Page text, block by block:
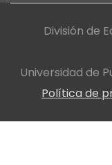
División de
Universidad de
Política de